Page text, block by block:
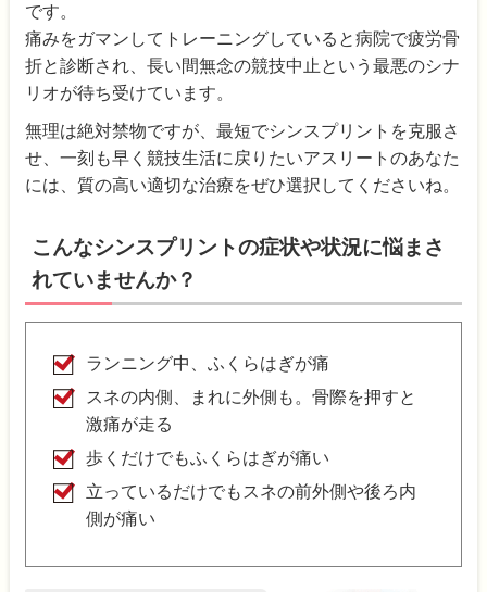
です。
痛みをガマンしてトレーニングしていると病院で疲労骨
折と診断され、長い間無念の競技中止という最悪のシナ
リオが待ち受けています。
無理は絶対禁物ですが、最短でシンスプリントを克服さ
せ、一刻も早く競技生活に戻りたいアスリートのあなた
には、質の高い適切な治療をぜひ選択してくださいね。
こんなシンスプリントの症状や状況に悩まさ
れていませんか？
ランニング中、ふくらはぎが痛
スネの内側、まれに外側も。骨際を押すと
激痛が走る
歩くだけでもふくらはぎが痛い
立っているだけでもスネの前外側や後ろ内
側が痛い